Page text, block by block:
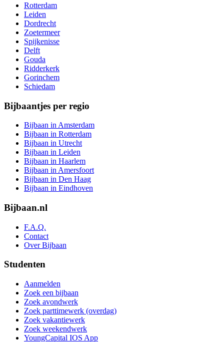
Rotterdam
Leiden
Dordrecht
Zoetermeer
Spijkenisse
Delft
Gouda
Ridderkerk
Gorinchem
Schiedam
Bijbaantjes per regio
Bijbaan in Amsterdam
Bijbaan in Rotterdam
Bijbaan in Utrecht
Bijbaan in Leiden
Bijbaan in Haarlem
Bijbaan in Amersfoort
Bijbaan in Den Haag
Bijbaan in Eindhoven
Bijbaan.nl
F.A.Q.
Contact
Over Bijbaan
Studenten
Aanmelden
Zoek een bijbaan
Zoek avondwerk
Zoek parttimewerk (overdag)
Zoek vakantiewerk
Zoek weekendwerk
YoungCapital IOS App